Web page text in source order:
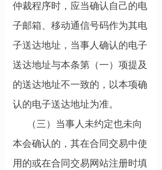
仲裁程序时，应当确认自己的电
子邮箱、移动通信号码作为其电
子送达地址，当事人确认的电子
送达地址与本条第（一）项提及
的送达地址不一致的，以本项确
认的电子送达地址为准。
（三） 当事人未约定也未向
本会确认的，其在合同交易中使
用的或在合同交易网站注册时填